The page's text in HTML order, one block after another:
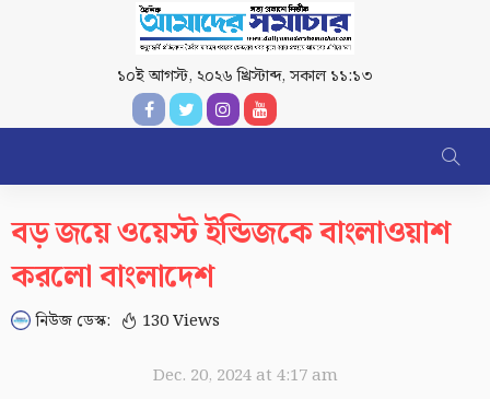
১০ই আগস্ট, ২০২৬ খ্রিস্টাব্দ,সকাল ১১:১৩
বড় জয়ে ওয়েস্ট ইন্ডিজকে বাংলাওয়াশ
করলো বাংলাদেশ
নিউজ ডেস্ক: 130 Views
Dec. 20, 2024 at 4:17 am